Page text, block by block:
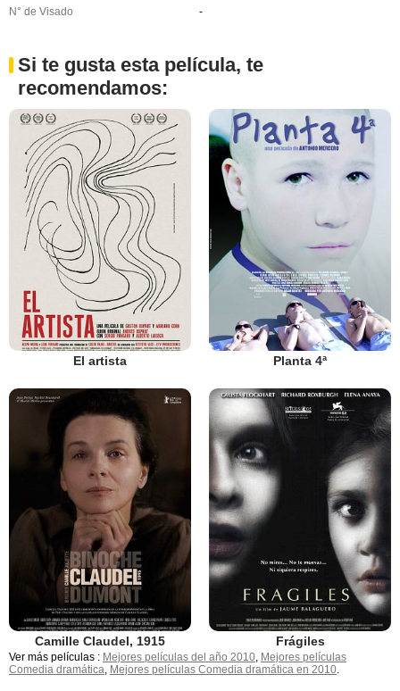
N° de Visado
-
Si te gusta esta película, te
recomendamos:
El artista Planta 4ª
Camille Claudel, 1915 Frágiles
Ver más películas : Mejores películas del año 2010, Mejores películas
Comedia dramática, Mejores películas Comedia dramática en 2010.